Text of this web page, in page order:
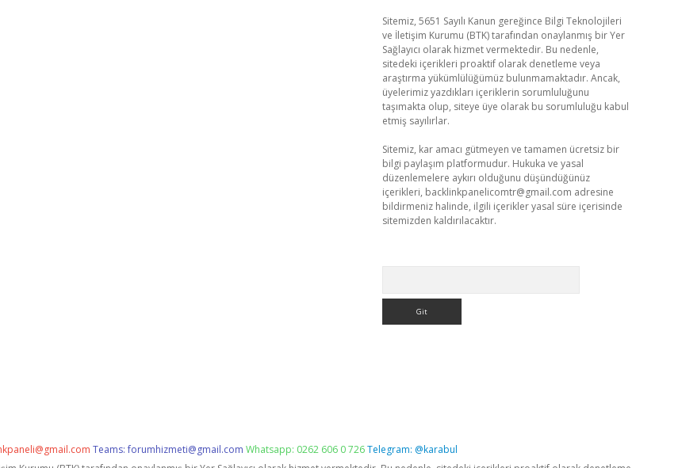
Sitemiz, 5651 Sayılı Kanun gereğince Bilgi Teknolojileri
ve İletişim Kurumu (BTK) tarafından onaylanmış bir Yer
Sağlayıcı olarak hizmet vermektedir. Bu nedenle,
sitedeki içerikleri proaktif olarak denetleme veya
araştırma yükümlülüğümüz bulunmamaktadır. Ancak,
üyelerimiz yazdıkları içeriklerin sorumluluğunu
taşımakta olup, siteye üye olarak bu sorumluluğu kabul
etmiş sayılırlar.
Sitemiz, kar amacı gütmeyen ve tamamen ücretsiz bir
bilgi paylaşım platformudur. Hukuka ve yasal
düzenlemelere aykırı olduğunu düşündüğünüz
içerikleri, backlinkpanelicomtr@gmail.com adresine
bildirmeniz halinde, ilgili içerikler yasal süre içerisinde
sitemizden kaldırılacaktır.
Teams:forumhizmeti@gmail.com Whatsapp: 0262 606 0 726Telegram: @karabul